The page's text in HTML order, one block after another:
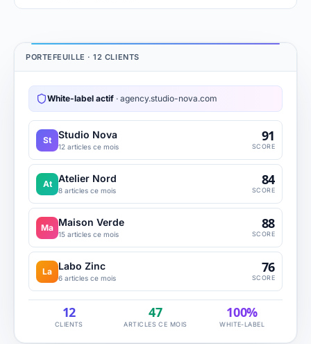
PORTEFEUILLE · 12 CLIENTS
White-label actif · agency.studio-nova.com
St Studio Nova
12 articles ce mois
91
SCORE
At Atelier Nord
8 articles ce mois
84
SCORE
Ma Maison Verde
15 articles ce mois
88
SCORE
La Labo Zinc
6 articles ce mois
76
SCORE
12
CLIENTS
47
ARTICLES CE MOIS
100%
WHITE-LABEL